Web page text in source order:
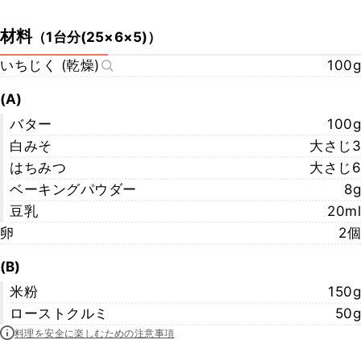
材料（1台分(25×6×5)）
いちじく (乾燥)
100g
(A)
バター
100g
白みそ
大さじ3
はちみつ
大さじ6
ベーキングパウダー
8g
豆乳
20ml
卵
2個
(B)
米粉
150g
ローストクルミ
50g
料理を安全に楽しむための注意事項